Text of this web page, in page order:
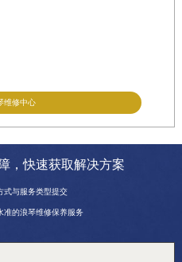
维修中心
，快速获取解决方案
式与服务类型提交
准的浪琴维修保养服务